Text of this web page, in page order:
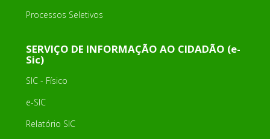
Processos Seletivos
SERVIÇO DE INFORMAÇÃO AO CIDADÃO (e-
Sic)
SIC - Físico
e-SIC
Relatório SIC